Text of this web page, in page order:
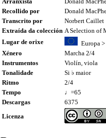
Recollido por
Donald
Transcrito por
Norbert Caillet
Extraída da colección A Selection of
Lugar de orixe
Europa>
Xénero
Marcha 2/4
Instrumentos
Violín,viola
Tonalidade
Si ♭ maior
Ritmo
2/4
Tempo
♩=65
Descargas
6375
Licenza